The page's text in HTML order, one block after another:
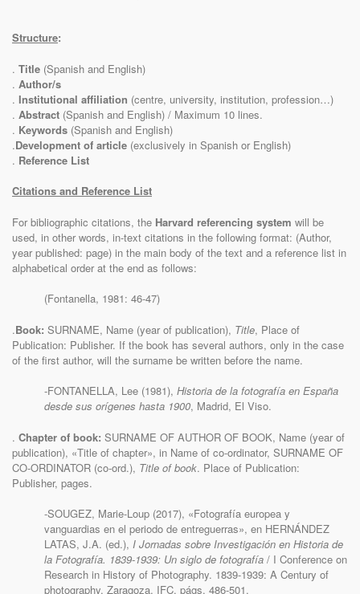
Structure:
. Title (Spanish and English)
. Author/s
. Institutional affiliation (centre, university, institution, profession…)
. Abstract (Spanish and English) / Maximum 10 lines.
. Keywords (Spanish and English)
.Development of article (exclusively in Spanish or English)
. Reference List
Citations and Reference List
For bibliographic citations, the Harvard referencing system will be
used, in other words, in-text citations in the following format: (Author,
year published: page) in the main body of the text and a reference list in
alphabetical order at the end as follows:
(Fontanella, 1981: 46-47)
.Book: SURNAME, Name (year of publication), Title, Place of
Publication: Publisher. If the book has several authors, only in the case
of the first author, will the surname be written before the name.
-FONTANELLA, Lee (1981), Historia de la fotografía en España
desde sus orígenes hasta 1900, Madrid, El Viso.
. Chapter of book: SURNAME OF AUTHOR OF BOOK, Name (year of
publication), «Title of chapter», in Name of co-ordinator, SURNAME OF
CO-ORDINATOR (co-ord.), Title of book. Place of Publication:
Publisher, pages.
-SOUGEZ, Marie-Loup (2017), «Fotografía europea y
vanguardias en el periodo de entreguerras», en HERNÁNDEZ
LATAS, J.A. (ed.), I Jornadas sobre Investigación en Historia de
la Fotografía. 1839-1939: Un siglo de fotografía / I Conference on
Research in History of Photography. 1839-1939: A Century of
photography, Zaragoza, IFC, págs. 486-501.